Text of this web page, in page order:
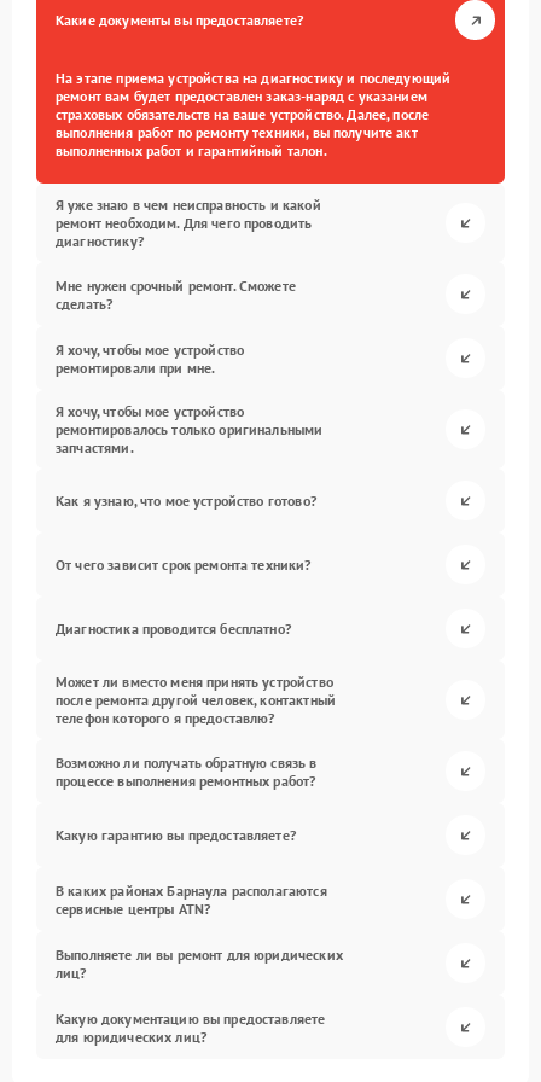
Какие документы вы предоставляете?
На этапе приема устройства на диагностику и последующий
ремонт вам будет предоставлен заказ-наряд с указанием
страховых обязательств на ваше устройство. Далее, после
выполнения работ по ремонту техники, вы получите акт
выполненных работ и гарантийный талон.
Я уже знаю в чем неисправность и какой
ремонт необходим. Для чего проводить
диагностику?
Мне нужен срочный ремонт. Сможете
сделать?
Я хочу, чтобы мое устройство
ремонтировали при мне.
Я хочу, чтобы мое устройство
ремонтировалось только оригинальными
запчастями.
Как я узнаю, что мое устройство готово?
От чего зависит срок ремонта техники?
Диагностика проводится бесплатно?
Может ли вместо меня принять устройство
после ремонта другой человек, контактный
телефон которого я предоставлю?
Возможно ли получать обратную связь в
процессе выполнения ремонтных работ?
Какую гарантию вы предоставляете?
В каких районах Барнаула располагаются
сервисные центры ATN?
Выполняете ли вы ремонт для юридических
лиц?
Какую документацию вы предоставляете
для юридических лиц?